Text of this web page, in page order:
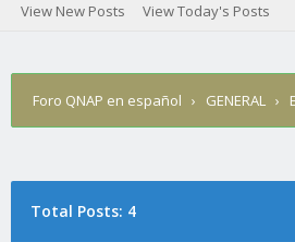
View New Posts View Today's Posts
Foro QNAP en español › GENERAL ›
Total Posts: 4